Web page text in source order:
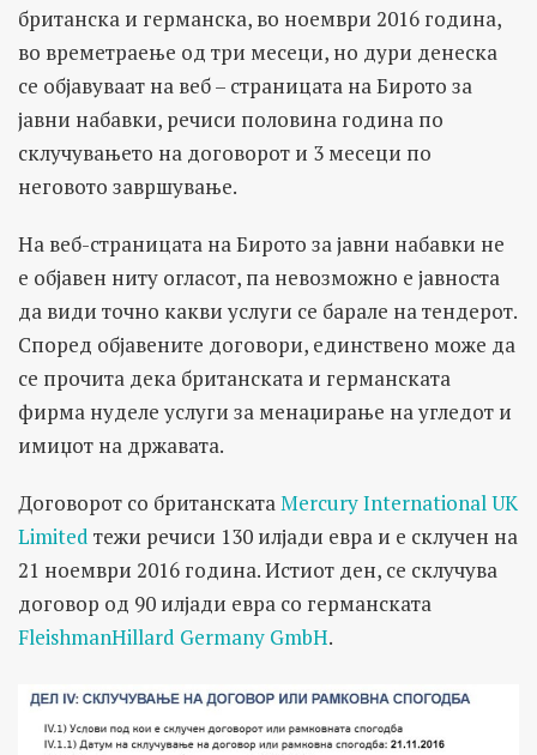
британска и германска, во ноември 2016 година,
во времетраење од три месеци, но дури денеска
се објавуваат на веб – страницата на Бирото за
јавни набавки, речиси половина година по
склучувањето на договорот и 3 месеци по
неговото завршување.
На веб-страницата на Бирото за јавни набавки не
е објавен ниту огласот, па невозможно е јавноста
да види точно какви услуги се барале на тендерот.
Според објавените договори, единствено може да
се прочита дека британската и германската
фирма нуделе услуги за менаџирање на угледот и
имиџот на државата.
Договорот со британскатаMercury International UK
Limited тежи речиси 130 илјади евра и е склучен на
21 ноември 2016 година. Истиот ден, се склучува
договор од 90 илјади евра со германската
FleishmanHillard Germany GmbH.